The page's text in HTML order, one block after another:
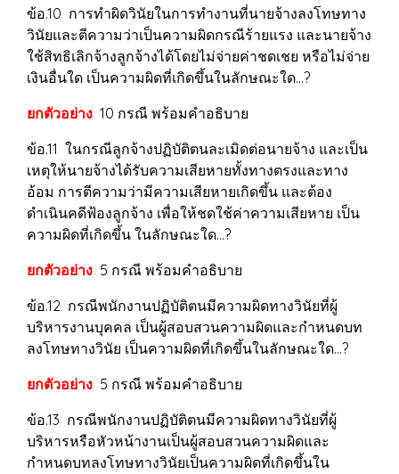
ข้อ.10 การทำผิดวินัยในการทำงานที่นายจ้างลงโทษทาง
วินัยและตีความว่าเป็นความผิดกรณีร้ายแรง และนายจ้าง
ใช้สิทธิเลิกจ้างลูกจ้างได้โดยไม่จ่ายค่าชดเชย หรือไม่จ่าย
เงินอื่นใด เป็นความผิดที่เกิดขึ้นในลักษณะใด...?
ยกตัวอย่าง 10 กรณี พร้อมคำอธิบาย
ข้อ.11 ในกรณีลูกจ้างปฏิบัติตนละเมิดต่อนายจ้าง และเป็น
เหตุให้นายจ้างได้รับความเสียหายทั้งทางตรงและทาง
อ้อม การตีความว่ามีความเสียหายเกิดขึ้น และต้อง
ดำเนินคดีฟ้องลูกจ้าง เพื่อให้ชดใช้ค่าความเสียหาย เป็น
ความผิดที่เกิดขึ้น ในลักษณะใด...?
ยกตัวอย่าง 5 กรณี พร้อมคำอธิบาย
ข้อ.12 กรณีพนักงานปฏิบัติตนมีความผิดทางวินัยที่ผู้
บริหารงานบุคคล เป็นผู้สอบสวนความผิดและกำหนดบท
ลงโทษทางวินัย เป็นความผิดที่เกิดขึ้นในลักษณะใด...?
ยกตัวอย่าง 5 กรณี พร้อมคำอธิบาย
ข้อ.13 กรณีพนักงานปฏิบัติตนมีความผิดทางวินัยที่ผู้
บริหารหรือหัวหน้างานเป็นผู้สอบสวนความผิดและ
กำหนดบทลงโทษทางวินัยเป็นความผิดที่เกิดขึ้นใน